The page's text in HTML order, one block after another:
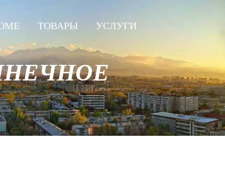
ТОВАРЫ УСЛУГИ